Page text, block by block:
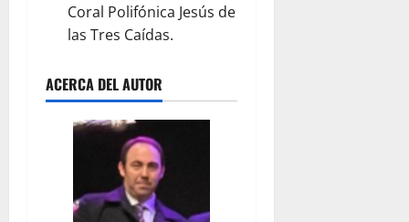
Coral Polifónica Jesús de
las Tres Caídas.
ACERCA DEL AUTOR